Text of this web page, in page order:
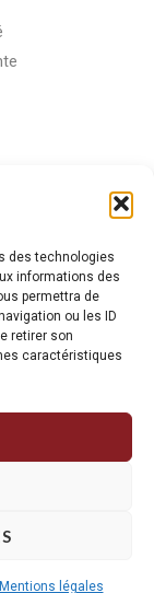
des technologies
informations des
permettra de
ou les ID
retirer son
caractéristiques
légales
notre shop
Team.